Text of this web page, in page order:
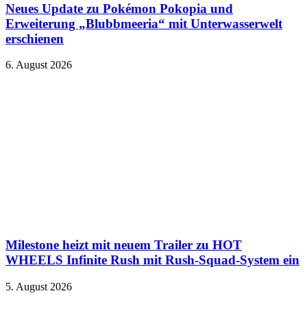
Neues Update zu Pokémon Pokopia und
Erweiterung „Blubbmeeria“ mit Unterwasserwelt
erschienen
6. August 2026
Milestone heizt mit neuem Trailer zu HOT
WHEELS Infinite Rush mit Rush-Squad-System ein
5. August 2026